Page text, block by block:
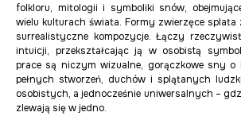
folkloru, mitologii i symboliki snów,
wielu kulturach świata. Formy zwierzęce
surrealistyczne kompozycje. Łączy
intuicji, przekształcając ją w osobistą
prace są niczym wizualne, gorączkowe sny o
pełnych stworzeń, duchów i splątanych
osobistych, a jednocześnie uniwersalnych –
zlewają się w jedno.